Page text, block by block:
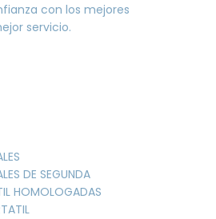
con los mejores
servicio.
DE SEGUNDA
HOMOLOGADAS